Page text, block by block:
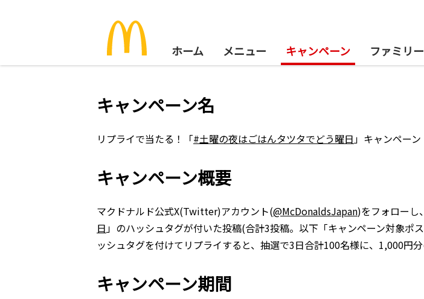
ホーム メニュー キャンペーン ファミリー
キャンペーン名
リプライで当たる！「#土曜の夜はごはんタツタでどう曜日」キャンペーン
キャンペーン概要
マクドナルド公式X(Twitter)アカウント(@McDonaldsJapan)をフォローし
日」のハッシュタグが付いた投稿(合計3投稿。以下「キャンペーン対象ポ
ッシュタグを付けてリプライすると、抽選で3日合計100名様に、1,000円分
キャンペーン期間